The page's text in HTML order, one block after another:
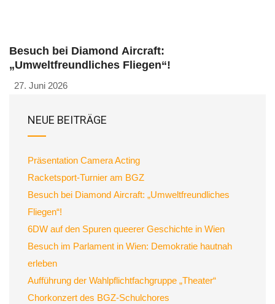
Besuch bei Diamond Aircraft:
„Umweltfreundliches Fliegen“!
27. Juni 2026
NEUE BEITRÄGE
Präsentation Camera Acting
Racketsport-Turnier am BGZ
Besuch bei Diamond Aircraft: „Umweltfreundliches
Fliegen“!
6DW auf den Spuren queerer Geschichte in Wien
Besuch im Parlament in Wien: Demokratie hautnah
erleben
Aufführung der Wahlpflichtfachgruppe „Theater“
Chorkonzert des BGZ-Schulchores